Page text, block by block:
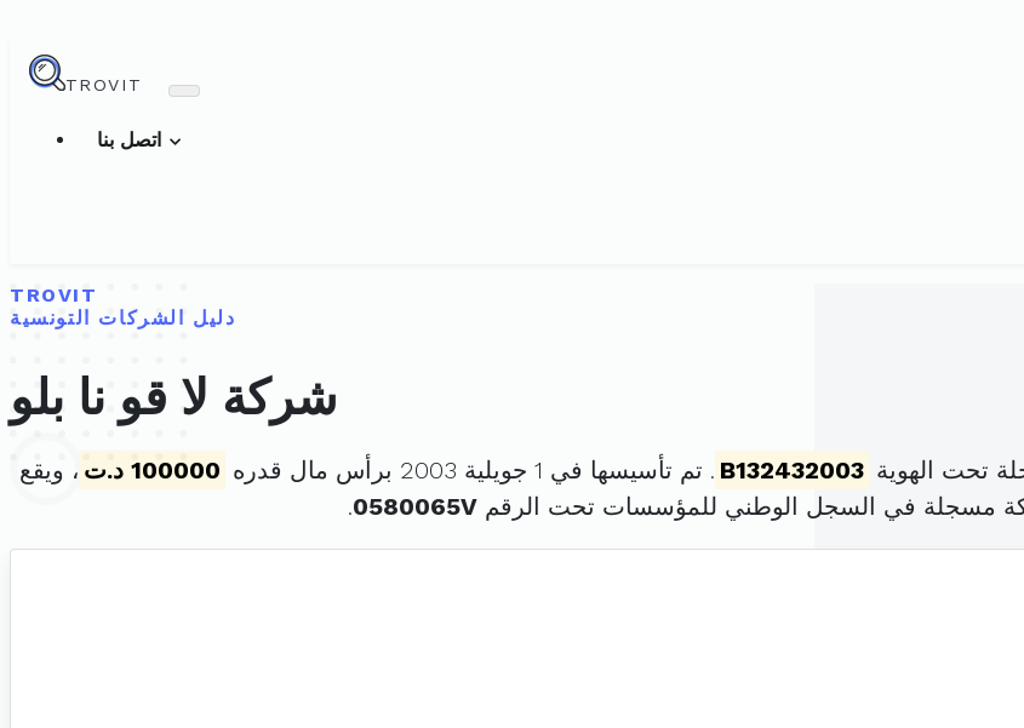
TROVIT
TROVIT
دليل الشركات التونسية
شركة لا قو نا بلو
تحت الهوية B132432003 . تم تأسيسها في 1 جويلية 2003 برأس مال قدره 100000 د.ت
، ويقع
مسجلة في السجل الوطني للمؤسسات تحت الرقم 0580065V
.